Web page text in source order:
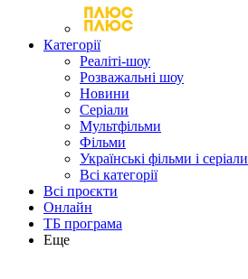
Категорії
Реаліті-шоу
Розважальні шоу
Новини
Серіали
Мультфільми
Фільми
Українські фільми і серіали
Всі категорії
Всі проєкти
Онлайн
ТБ програма
Еще